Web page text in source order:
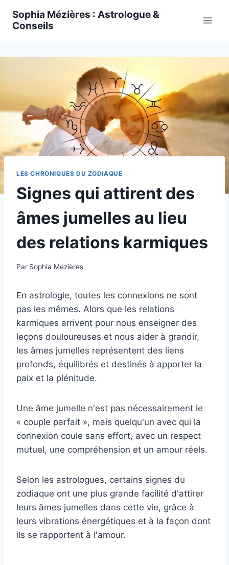
Sophia Mézières : Astrologue &
Conseils
LES CHRONIQUES DU ZODIAQUE
Signes qui attirent des
âmes jumelles au lieu
des relations karmiques
Par Sophia Mézières
En astrologie, toutes les connexions ne sont
pas les mêmes. Alors que les relations
karmiques arrivent pour nous enseigner des
leçons douloureuses et nous aider à grandir,
les âmes jumelles représentent des liens
profonds, équilibrés et destinés à apporter la
paix et la plénitude.
Une âme jumelle n'est pas nécessairement le
« couple parfait », mais quelqu'un avec qui la
connexion coule sans effort, avec un respect
mutuel, une compréhension et un amour réels.
Selon les astrologues, certains signes du
zodiaque ont une plus grande facilité d'attirer
leurs âmes jumelles dans cette vie, grâce à
leurs vibrations énergétiques et à la façon dont
ils se rapportent à l'amour.